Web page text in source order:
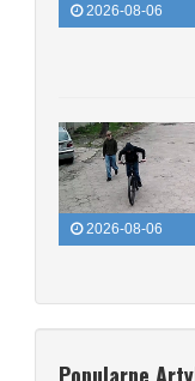
2026-08-06
2026-08-06